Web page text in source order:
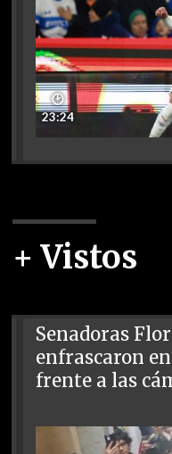
🕑
23:24
+ Vistos
Senadoras
enfrascaron
frente a las